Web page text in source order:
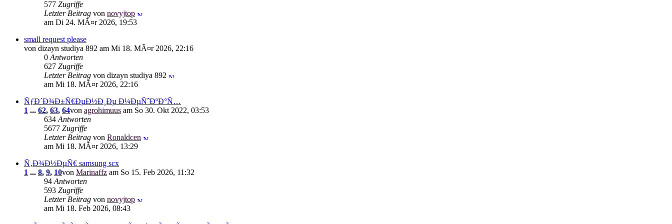
577 Zugriffe
Letzter Beitrag von novyjtop
am Di 24. MÃ¤r 2026, 19:53
small request please
von dizayn studiya 892 am Mi 18. MÃ¤r 2026, 22:16
0 Antworten
627 Zugriffe
Letzter Beitrag von dizayn studiya 892
am Mi 18. MÃ¤r 2026, 22:16
ÑƒÐ´Ð¾Ð±Ñ€ÐµÐ½Ð¸Ðµ Ð¼ÐµÑˆÐºÐ°Ñ…
1 ... 62, 63, 64von agrohimuus am So 30. Okt 2022, 03:53
634 Antworten
5677 Zugriffe
Letzter Beitrag von Ronaldcen
am Mi 18. MÃ¤r 2026, 13:29
Ñ‚Ð¾Ð½ÐµÑ€ samsung scx
1 ... 8, 9, 10von Marinaffz am So 15. Feb 2026, 11:32
94 Antworten
593 Zugriffe
Letzter Beitrag von novyjtop
am Mi 18. Feb 2026, 08:43